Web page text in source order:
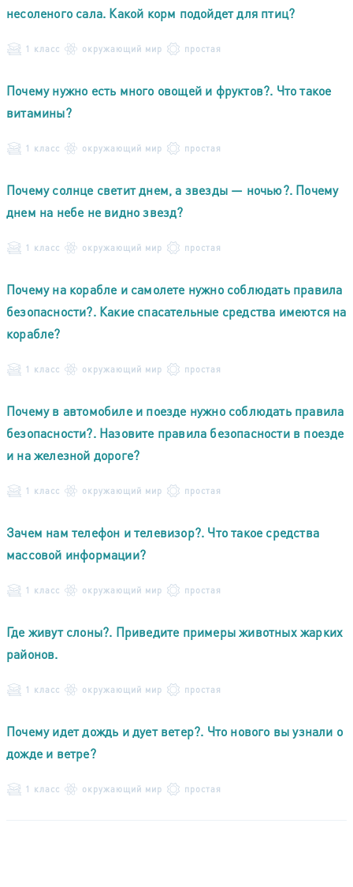
несоленого сала. Какой корм подойдет для птиц?
1 класс окружающий мир простая
Почему нужно есть много овощей и фруктов?. Что такое
витамины?
1 класс окружающий мир простая
Почему солнце светит днем, а звезды — ночью?. Почему
днем на небе не видно звезд?
1 класс окружающий мир простая
Почему на корабле и самолете нужно соблюдать правила
безопасности?. Какие спасательные средства имеются на
корабле?
1 класс окружающий мир простая
Почему в автомобиле и поезде нужно соблюдать правила
безопасности?. Назовите правила безопасности в поезде
и на железной дороге?
1 класс окружающий мир простая
Зачем нам телефон и телевизор?. Что такое средства
массовой информации?
1 класс окружающий мир простая
Где живут слоны?. Приведите примеры животных жарких
районов.
1 класс окружающий мир простая
Почему идет дождь и дует ветер?. Что нового вы узнали о
дожде и ветре?
1 класс окружающий мир простая